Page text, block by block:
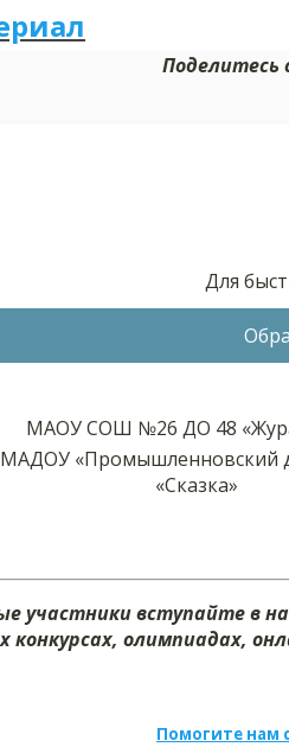
Поделитесь
Для
МАОУ СОШ №26 ДО 48
МАДОУ «Промышленновский
«Сказка»
участники вступайте в
конкурсах, олимпиадах,
Помогите нам